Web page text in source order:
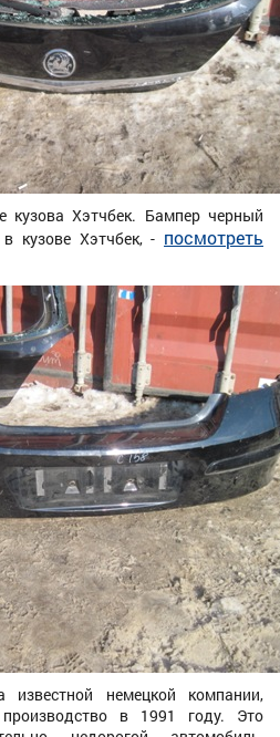
кузова Хэтчбек. Бампер черный
кузове Хэтчбек, - посмотреть
немецкой компании,
в 1991 году. Это